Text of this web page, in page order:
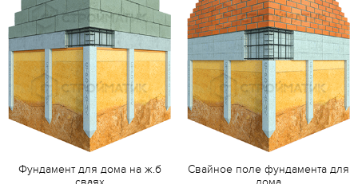
Фундамент для дома на ж.б
Свайное поле фундамента для